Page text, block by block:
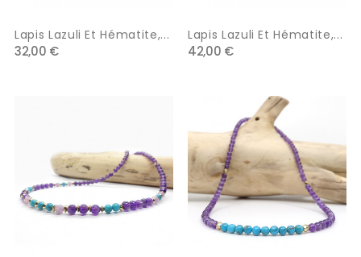
Lapis Lazuli Et Hématite,...
32,00 €
Lapis Lazuli Et Hématite,...
42,00 €